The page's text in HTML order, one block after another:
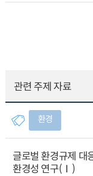
관련 주제 자료
환경
글로벌 환경규제 대
환경성 연구(Ⅰ)